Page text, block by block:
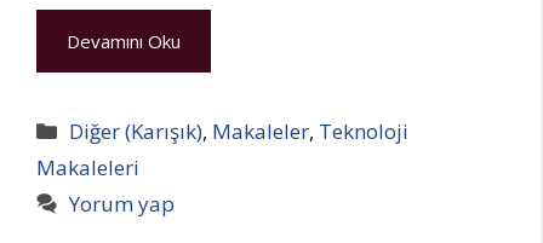
Devamını Oku
Kategoriler
Diğer (Karışık), Makaleler, Teknoloji
Makaleleri
Yorum yap